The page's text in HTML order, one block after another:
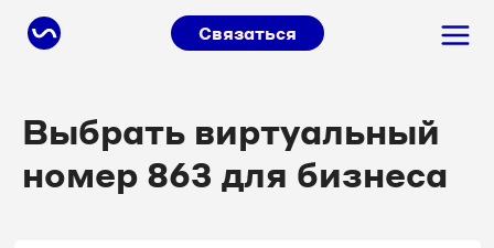
Связаться
Выбрать виртуальный
номер 863 для бизнеса